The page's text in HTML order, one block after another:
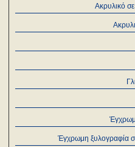
Ακρυλικό
Έγχρωμη ξυλογραφία